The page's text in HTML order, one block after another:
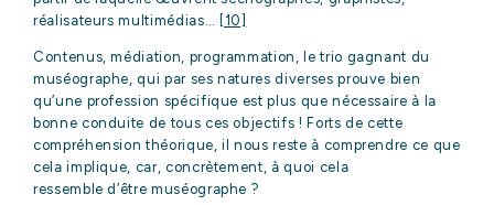
réalisateurs multimédias…
[10]
Contenus, médiation, programmation, le trio gagnant du
muséographe, qui par ses natures diverses prouve bien
qu’une profession spécifique est plus que nécessaire à la
bonne conduite de tous ces objectifs ! Forts de cette
compréhension théorique, il nous reste à comprendre ce que
cela implique, car, concrètement, à quoi cela
ressemble d’être muséographe ?